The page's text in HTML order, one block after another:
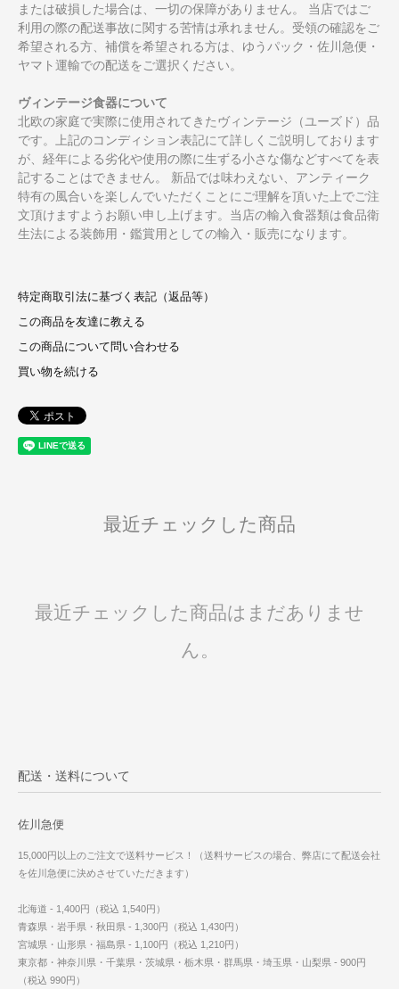
または破損した場合は、一切の保障がありません。 当店ではご
利用の際の配送事故に関する苦情は承れません。受領の確認をご
希望される方、補償を希望される方は、ゆうパック・佐川急便・
ヤマト運輸での配送をご選択ください。
ヴィンテージ食器について
北欧の家庭で実際に使用されてきたヴィンテージ（ユーズド）品
です。上記のコンディション表記にて詳しくご説明しております
が、経年による劣化や使用の際に生ずる小さな傷などすべてを表
記することはできません。 新品では味わえない、アンティーク
特有の風合いを楽しんでいただくことにご理解を頂いた上でご注
文頂けますようお願い申し上げます。当店の輸入食器類は食品衛
生法による装飾用・鑑賞用としての輸入・販売になります。
特定商取引法に基づく表記（返品等）
この商品を友達に教える
この商品について問い合わせる
買い物を続ける
最近チェックした商品
最近チェックした商品はまだありませ
ん。
配送・送料について
佐川急便
15,000円以上のご注文で送料サービス！（送料サービスの場合、弊店にて配送会社
を佐川急便に決めさせていただきます）
北海道 - 1,400円（税込 1,540円）
青森県・岩手県・秋田県 - 1,300円（税込 1,430円）
宮城県・山形県・福島県 - 1,100円（税込 1,210円）
東京都・神奈川県・千葉県・茨城県・栃木県・群馬県・埼玉県・山梨県 - 900円
（税込 990円）